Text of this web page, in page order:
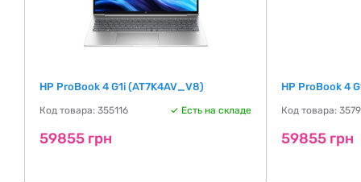
HP ProBook 4 G1i (AT7K4AV_V8)
Код товара: 355116 Есть на складе
59855 грн
HP ProBook 4
Код товара:
59855 грн